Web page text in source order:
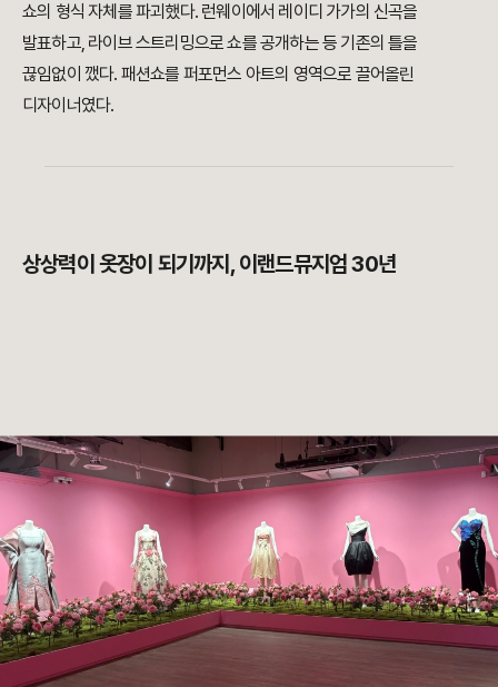
쇼의 형식 자체를 파괴했다. 런웨이에서 레이디 가가의 신곡을
발표하고, 라이브 스트리밍으로 쇼를 공개하는 등 기존의 틀을
끊임없이 깼다. 패션쇼를 퍼포먼스 아트의 영역으로 끌어올린
디자이너였다.
상상력이 옷장이 되기까지, 이랜드뮤지엄 30년